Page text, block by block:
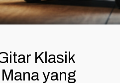
Klasik
yang